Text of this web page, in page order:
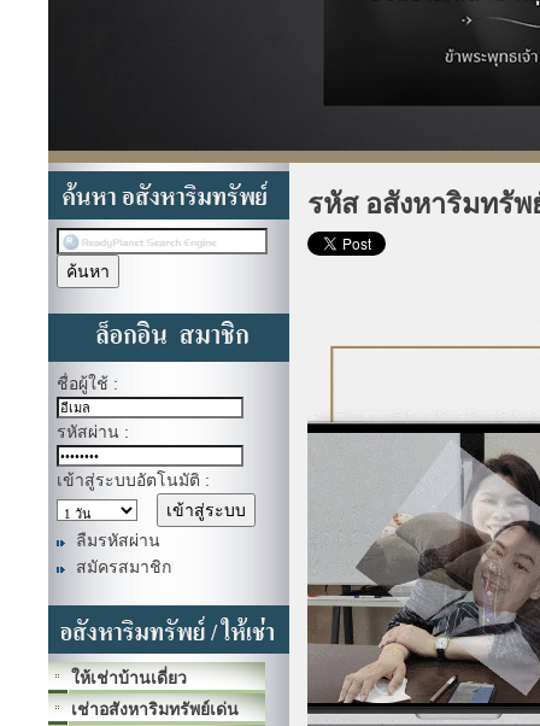
ชื่อผู้ใช้ :
รหัสผ่าน :
เข้าสู่ระบบอัตโนมัติ :
ลืมรหัสผ่าน
สมัครสมาชิก
ให้เช่าบ้านเดี่ยว
เช่าอสังหาริมทรัพย์เด่น
รหัส อสังหาริมทรัพ